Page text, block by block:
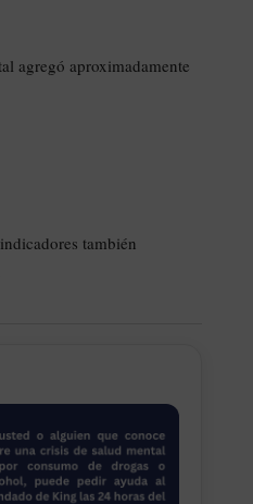
agregó aproximadamente
también